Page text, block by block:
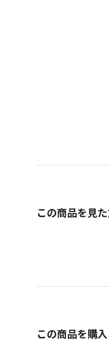
この商品を見
この商品を購